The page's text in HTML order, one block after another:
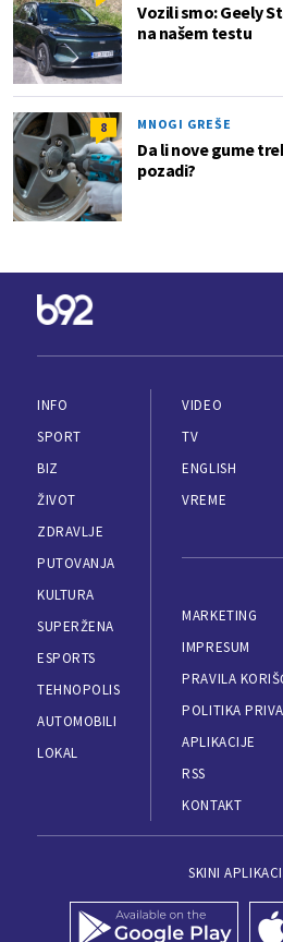
Vozili smo: Geely
na našem testu
8 MNOGI GREŠE
Da li nove gume
pozadi?
INFO
SPORT
BIZ
ŽIVOT
ZDRAVLJE
PUTOVANJA
KULTURA
SUPERŽENA
ESPORTS
TEHNOPOLIS
AUTOMOBILI
LOKAL
VIDEO
TV
ENGLISH
VREME
MARKETING
IMPRESUM
PRAVILA
POLITIKA
APLIKACIJE
RSS
KONTAKT
SKINI